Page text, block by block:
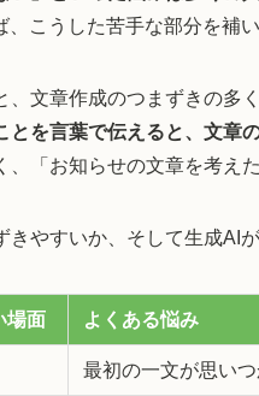
、こうした苦手な部分を補
、文章作成のつまずきの多
とを言葉で伝えると、文章
、「お知らせの文章を考え
きやすいか、そして生成AI
場面 よくある悩み
最初の一文が思い